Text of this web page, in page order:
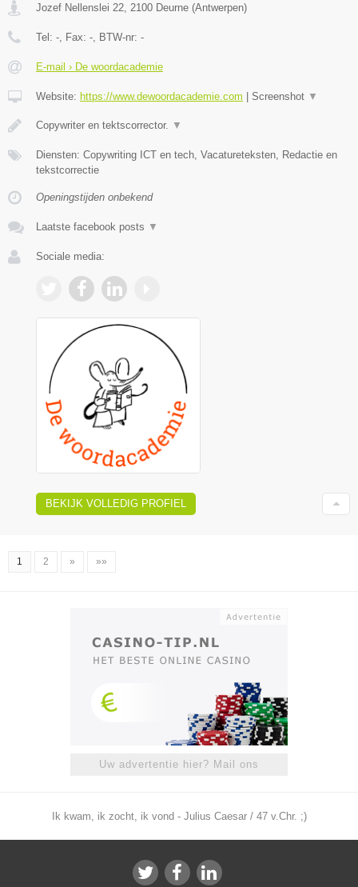
Jozef Nellenslei 22 2100 Deurne (Antwerpen)
Tel: - , Fax: - , BTW-nr: -
E-mail › De woordacademie
Website: https://www.dewoordacademie.com | Screenshot ▼
Copywriter en tektscorrector. ▼
Diensten: Copywriting ICT en tech, Vacatureteksten, Redactie en
tekstcorrectie
Openingstijden onbekend
Laatste facebook posts ▼
Sociale media:
BEKIJK VOLLEDIG PROFIEL
1 2 » »»
Uw advertentie hier? Mail ons
Ik kwam, ik zocht, ik vond - Julius Caesar / 47 v.Chr. ;)